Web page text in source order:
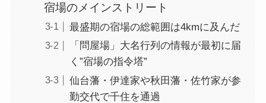
宿場のメインストリート
最盛期の宿場の総範囲は4kmに及んだ
「問屋場」大名行列の情報が最初に届
く”宿場の指令塔”
仙台藩・伊達家や秋田藩・佐竹家が参
勤交代で千住を通過